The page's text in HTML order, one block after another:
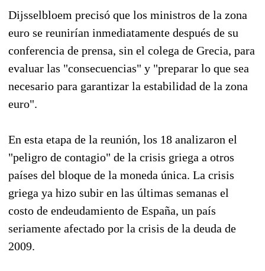
Dijsselbloem precisó que los ministros de la zona
euro se reunirían inmediatamente después de su
conferencia de prensa, sin el colega de Grecia, para
evaluar las "consecuencias" y "preparar lo que sea
necesario para garantizar la estabilidad de la zona
euro".
En esta etapa de la reunión, los 18 analizaron el
"peligro de contagio" de la crisis griega a otros
países del bloque de la moneda única. La crisis
griega ya hizo subir en las últimas semanas el
costo de endeudamiento de España, un país
seriamente afectado por la crisis de la deuda de
2009.